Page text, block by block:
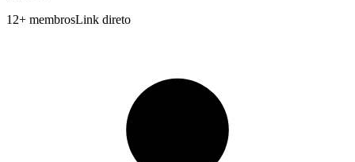
12+ membrosLink direto